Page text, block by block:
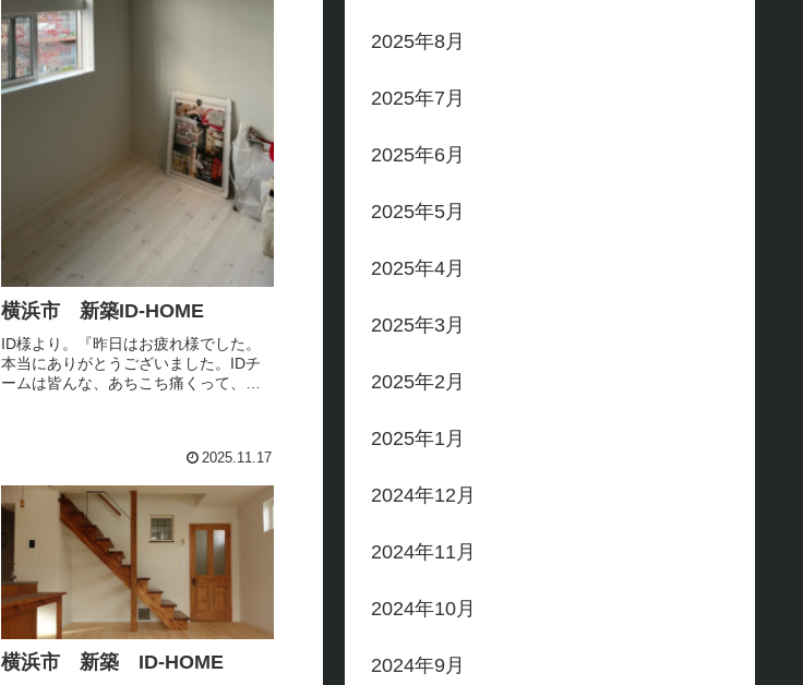
横浜市 新築ID-HOME
ID様より。『昨日はお疲れ様でした。
本当にありがとうございました。IDチ
ームは皆んな、あちこち痛くって、ひ
写真もステキに撮ってもらっていて...
2025.11.17
横浜市 新築 ID-HOME
2025年8月
2025年7月
2025年6月
2025年5月
2025年4月
2025年3月
2025年2月
2025年1月
2024年12月
2024年11月
2024年10月
2024年9月